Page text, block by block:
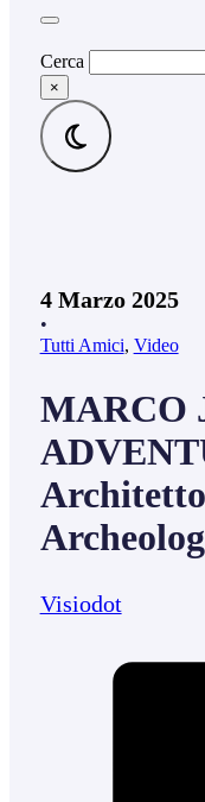
Cerca
×
4 Marzo 2025
•
Tutti Amici, Video
MARCO
Visiodot